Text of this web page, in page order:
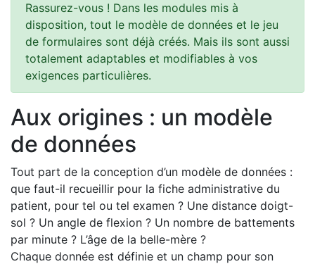
Rassurez-vous ! Dans les modules mis à
disposition, tout le modèle de données et le jeu
de formulaires sont déjà créés. Mais ils sont aussi
totalement adaptables et modifiables à vos
exigences particulières.
Aux origines : un modèle
de données
Tout part de la conception d’un modèle de données :
que faut-il recueillir pour la fiche administrative du
patient, pour tel ou tel examen ? Une distance doigt-
sol ? Un angle de flexion ? Un nombre de battements
par minute ? L’âge de la belle-mère ?
Chaque donnée est définie et un champ pour son